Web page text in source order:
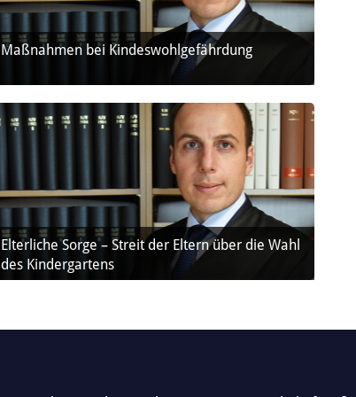
Maßnahmen bei Kindeswohlgefährdung
Elterliche Sorge – Streit der Eltern über die Wahl
des Kindergartens